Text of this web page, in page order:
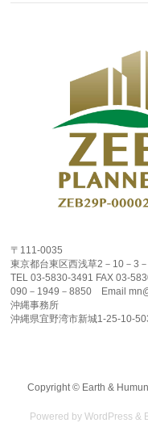
〒111-0035
東京都台東区西浅草2－10－3
TEL 03-5830-3491 FAX 03-
090－1949－8850 Email
沖縄事務所
沖縄県宜野湾市新城1-25-10-
Copyright © Earth &
Powered byWordPress &